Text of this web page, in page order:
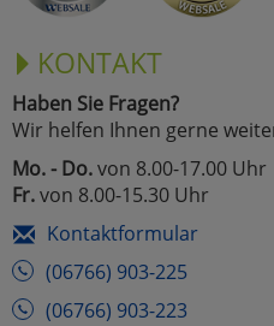
KONTAKT
Haben Sie Fragen?
Wir helfen Ihnen gerne
Mo. - Do.von 8.00-17.00 Uhr
Fr.von 8.00-15.30 Uhr
Kontaktformular
(06766) 903-225
(06766) 903-223